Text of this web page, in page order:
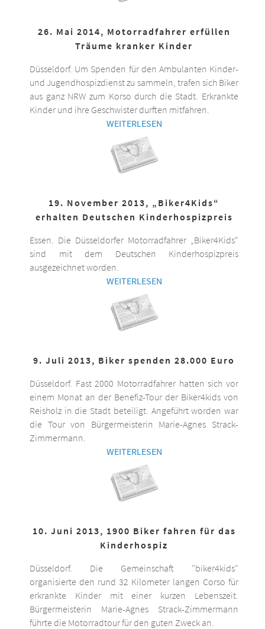
26. Mai 2014, Motorradfahrer erfüllen
Träume kranker Kinder
Düsseldorf. Um Spenden für den Ambulanten Kinder-
und Jugendhospizdienst zu sammeln, trafen sich Biker
aus ganz NRW zum Korso durch die Stadt. Erkrankte
Kinder und ihre Geschwister durften mitfahren.
WEITERLESEN
19. November 2013, „Biker4Kids“
erhalten Deutschen Kinderhospizpreis
Essen. Die Düsseldorfer Motorradfahrer „Biker4Kids“
sind mit dem Deutschen Kinderhospizpreis
ausgezeichnet worden.
WEITERLESEN
9. Juli 2013, Biker spenden 28.000 Euro
Düsseldorf. Fast 2000 Motorradfahrer hatten sich vor
einem Monat an der Benefiz-Tour der Biker4kids von
Reisholz in die Stadt beteiligt. Angeführt worden war
die Tour von Bürgermeisterin Marie-Agnes Strack-
Zimmermann.
WEITERLESEN
10. Juni 2013, 1900 Biker fahren für das
Kinderhospiz
Düsseldorf. Die Gemeinschaft "biker4kids"
organisierte den rund 32 Kilometer langen Corso für
erkrankte Kinder mit einer kurzen Lebenszeit.
Bürgermeisterin Marie-Agnes Strack-Zimmermann
führte die Motorradtour für den guten Zweck an.